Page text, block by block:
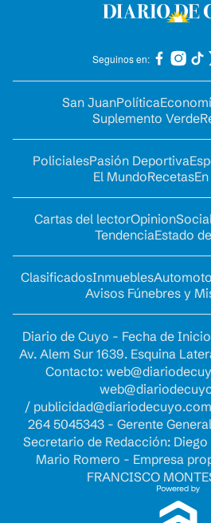
Seguinos en:
San JuanPolítica
Suplemento Verde
PolicialesPasión Deportiva
El MundoRecetas
Cartas del lectorOpinion
TendenciaEstado
ClasificadosInmuebles
Avisos Fúnebres y
Diario de Cuyo - Fecha de
Av. Alem Sur 1639. Esquina
Contacto:
/
264 5045343 - Gerente
Secretario de Redacción:
Mario Romero - Empresa
FRANCISCO